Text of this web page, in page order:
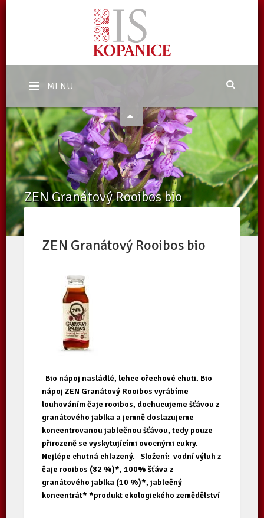
MENU
ZEN Granátový Rooibos bio
ZEN Granátový Rooibos bio
Bio nápoj nasládlé, lehce ořechové chuti. Bio
nápoj ZEN Granátový Rooibos vyrábíme
louhováním čaje rooibos, dochucujeme šťávou z
granátového jablka a jemně doslazujeme
koncentrovanou jablečnou šťávou, tedy pouze
přirozeně se vyskytujícími ovocnými cukry.
Nejlépe chutná chlazený. Složení: vodní výluh z
čaje rooibos (82 %)*, 100% šťáva z
granátového jablka (10 %)*, jablečný
koncentrát* *produkt ekologického zemědělství